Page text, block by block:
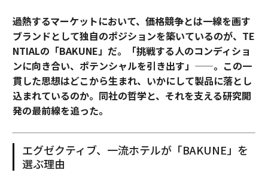
過熱するマーケットにおいて、価格競争とは一線を画す
ブランドとして独自のポジションを築いているのが、TE
NTIALの「BAKUNE」だ。「挑戦する人のコンディショ
ンに向き合い、ポテンシャルを引き出す」——。この一
貫した思想はどこから生まれ、いかにして製品に落とし
込まれているのか。同社の哲学と、それを支える研究開
発の最前線を追った。
エグゼクティブ、一流ホテルが「BAKUNE」を
選ぶ理由